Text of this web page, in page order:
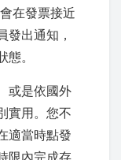
在發票接近
發出通知，
。
或是依國外
實用。您不
適當時點發
限內完成存